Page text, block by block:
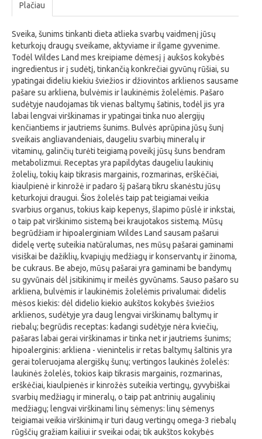
Plačiau
Sveika, šunims tinkanti dieta atlieka svarbų vaidmenį jūsų
keturkojų draugų sveikame, aktyviame ir ilgame gyvenime.
Todėl Wildes Land mes kreipiame dėmesį į aukšos kokybės
ingredientus ir į sudėtį, tinkančią konkrečiai gyvūnų rūšiai, su
ypatingai dideliu kiekiu šviežios ir džiovintos arklienos sausame
pašare su arkliena, bulvėmis ir laukinėmis žolelėmis. Pašaro
sudėtyje naudojamas tik vienas baltymų šatinis, todėl jis yra
labai lengvai virškinamas ir ypatingai tinka nuo alergijų
kenčiantiems ir jautriems šunims. Bulvės aprūpina jūsų šunį
sveikais angliavandeniais, daugeliu svarbių mineralų ir
vitaminų, galinčių turėti teigiamą poveikį jūsų šuns bendram
metabolizmui. Receptas yra papildytas daugeliu laukinių
žolelių, tokių kaip tikrasis margainis, rozmarinas, erškėčiai,
kiaulpienė ir kinrožė ir padaro šį pašarą tikru skanėstu jūsų
keturkojui draugui. Šios žolelės taip pat teigiamai veikia
svarbius organus, tokius kaip kepenys, šlapimo pūslė ir inkstai,
o taip pat virškinimo sistemą bei kraujotakos sistemą. Mūsų
begrūdžiam ir hipoalerginiam Wildes Land sausam pašarui
didelę vertę suteikia natūralumas, nes mūsų pašarai gaminami
visiškai be dažiklių, kvapiųjų medžiagų ir konservantų ir žinoma,
be cukraus. Be abejo, mūsų pašarai yra gaminami be bandymų
su gyvūnais dėl įsitikinimų ir meilės gyvūnams. Sauso pašaro su
arkliena, bulvėmis ir laukinėmis žolelėmis privalumai: didelis
mėsos kiekis: dėl didelio kiekio aukštos kokybės šviežios
arklienos, sudėtyje yra daug lengvai virškinamų baltymų ir
riebalų; begrūdis receptas: kadangi sudėtyje nėra kviečių,
pašaras labai gerai virškinamas ir tinka net ir jautriems šunims;
hipoalerginis: arkliena - vienintelis ir retas baltymų šaltinis yra
gerai toleruojama alergiškų šunų; vertingos laukinės žolelės:
laukinės žolelės, tokios kaip tikrasis margainis, rozmarinas,
erškėčiai, kiaulpienės ir kinrožės suteikia vertingų, gyvybiškai
svarbių medžiagų ir mineralų, o taip pat antrinių augalinių
medžiagų; lengvai virškinami linų sėmenys: linų sėmenys
teigiamai veikia virškinimą ir turi daug vertingų omega-3 riebalų
rūgščių gražiam kailiui ir sveikai odai; tik aukštos kokybės